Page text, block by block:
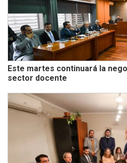
Este martes continuará la
sector docente